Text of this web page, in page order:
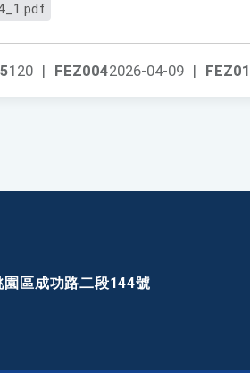
FEZ0042026-04-09 |
120 |
區成功路二段144號